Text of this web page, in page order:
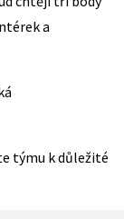
a
týmu k důležité